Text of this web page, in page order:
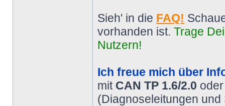
Sieh' in die FAQ!
vorhanden ist. Trage
Nutzern!
Ich freue mich über
mit CAN TP 1.6/2.0
(Diagnoseleitungen